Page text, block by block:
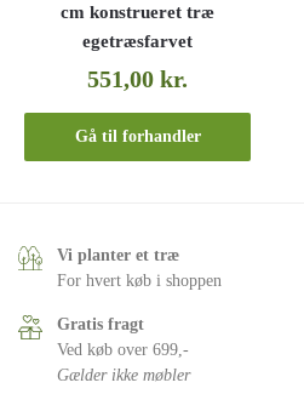
cm konstrueret træ
egetræsfarvet
551,00kr.
Gå til forhandler
Vi planter et træ
For hvert køb i shoppen
Gratis fragt
Ved køb over 699,-
Gælder ikke møbler